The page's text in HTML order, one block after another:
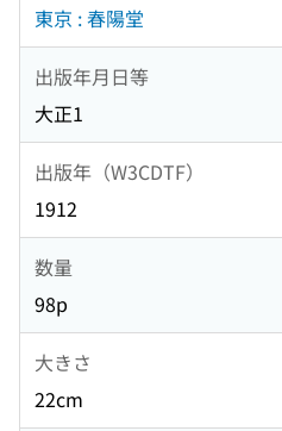
東京 : 春陽堂
出版年月日等
大正1
出版年（W3CDTF）
1912
数量
98p
大きさ
22cm